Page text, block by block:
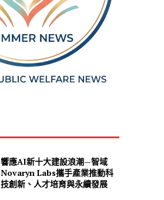
響應AI新十大建設浪潮—智域
Novaryn Labs攜手產業推動科
技創新、人才培育與永續發展